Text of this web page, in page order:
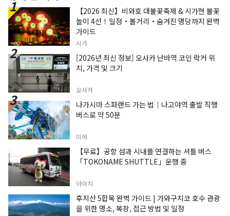
【2026 최신】비와호 대불꽃축제 & 시가현 불꽃
놀이 4선！일정・볼거리・숨겨진 명당까지 완벽
가이드
시가
[2026년 최신 정보] 오사카 난바역 코인 락커 위
치, 가격 및 크기
오사카
나가시마 스파랜드 가는 법｜나고야역 출발 직행
버스로 약 50분
미에
【무료】공항 섬과 시내를 연결하는 셔틀 버스
「TOKONAME SHUTTLE」운행 중
아이치
후지산 5합목 완벽 가이드 | 가와구치코 호수 관광
을 위한 명소, 복장, 접근 방법 및 일정